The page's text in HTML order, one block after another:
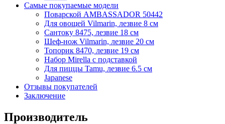
Самые покупаемые модели
Поварской AMBASSADOR 50442
Для овощей Vilmarin, лезвие 8 см
Сантоку 8475, лезвие 18 см
Шеф-нож Vilmarin, лезвие 20 см
Топорик 8470, лезвие 19 см
Набор Mirella с подставкой
Для пиццы Tamu, лезвие 6.5 см
Japanese
Отзывы покупателей
Заключение
Производитель